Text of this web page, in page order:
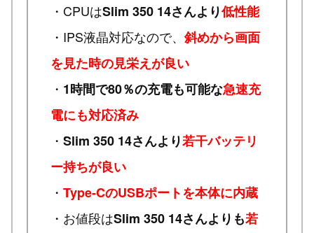
・CPUはSlim 350 14さんより低性能
・IPS液晶対応なので、斜めから画面
を見た時の見栄えが良い
・ 1時間で80％の充電も可能な急速充
電にも対応済み
・Slim 350 14さんより若干バッテリ
ー持ちが良い
・Type-CのUSBポートを本体に内蔵
・お値段はSlim 350 14さんよりも若